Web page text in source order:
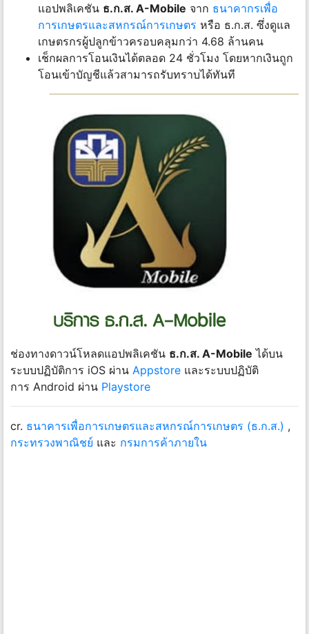
แอปพลิเคชัน ธ.ก.ส. A-Mobile จาก ธนาคากรเพื่อ
การเกษตรและสหกรณ์การเกษตร หรือ ธ.ก.ส. ซึ่งดูแล
เกษตรกรผู้ปลูกข้าวครอบคลุมกว่า 4.68 ล้านคน
เช็กผลการโอนเงินได้ตลอด 24 ชั่วโมง โดยหากเงินถูก
โอนเข้าบัญชีแล้วสามารถรับทราบได้ทันที
ช่องทางดาวน์โหลดแอปพลิเคชัน ธ.ก.ส. A-Mobile ได้บน
ระบบปฏิบัติการ iOS ผ่าน Appstore และระบบปฏิบัติ
การ Android ผ่าน Playstore
cr. ธนาคารเพื่อการเกษตรและสหกรณ์การเกษตร (ธ.ก.ส.) ,
กระทรวงพาณิชย์ และ กรมการค้าภายใน